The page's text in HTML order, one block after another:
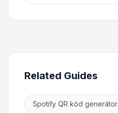
Related Guides
Spotify QR kód generátor